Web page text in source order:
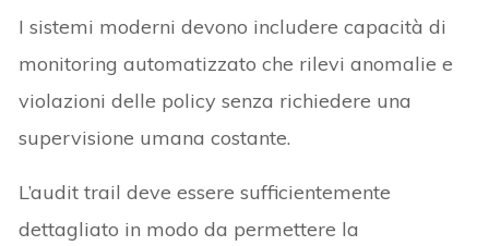
I sistemi moderni devono includere capacità di
monitoring automatizzato che rilevi anomalie e
violazioni delle policy senza richiedere una
supervisione umana costante.
L’audit trail deve essere sufficientemente
dettagliato in modo da permettere la